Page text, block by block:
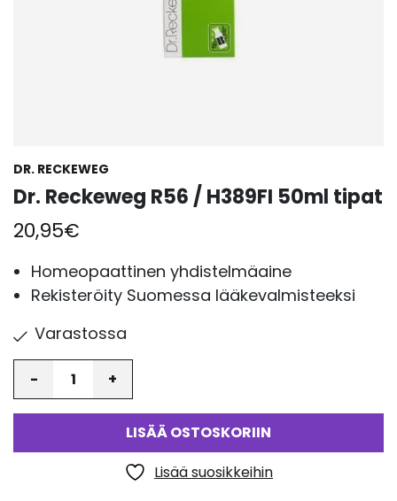
DR. RECKEWEG
Dr. Reckeweg R56 / H389FI 50ml tipat
20,95€
Homeopaattinen yhdistelmäaine
Rekisteröity Suomessa lääkevalmisteeksi
Varastossa
LISÄÄ OSTOSKORIIN
Lisää suosikkeihin